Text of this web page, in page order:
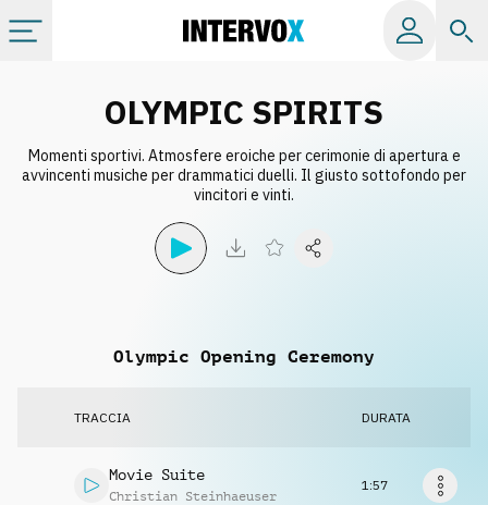
Album
Licenze
Info
Richiedi musica
OLYMPIC SPIRITS
Momenti sportivi. Atmosfere eroiche per cerimonie di apertura e
avvincenti musiche per drammatici duelli. Il giusto sottofondo per
vincitori e vinti.
Olympic Opening Ceremony
TRACCIA DURATA
Movie Suite
Christian Steinhaeuser
1:57